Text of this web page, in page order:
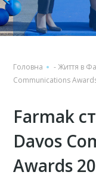
Головна -Життя в
Communications
Farmak
Davos
Awards